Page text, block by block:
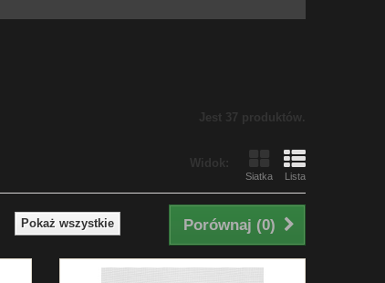
Jest 37 produktów.
Widok:
Siatka Lista
Porównaj (0)
Pokaż wszystkie